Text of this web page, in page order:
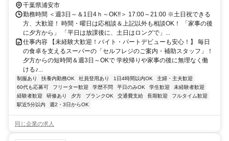
トロ東西線/ＪＲ中央本線 葛西博物館口徒歩約27分 東西線「浦安駅」
西口より徒歩１分
千葉県浦安市
勤務時間 ＜週3日～＆1日4ｈ～OK!!＞ 17:00～21:00 ※土日祝できる
方、大歓迎！ 時間・曜日は応相談＆上記以外も相談OK！ 「家事の後
に夕方から」 「平日は放課後に、土日はロングで」...
仕事内容 【未経験大歓迎！バイト・パートデビューも安心！】 毎日
の食卓を支えるスーパーの「セルフレジのご案内・補助スタッフ」！
夕方からの短時間＆週3日～OKで 学校帰りや家事の後に無理なく働
ける♪...
制服あり 扶養内勤務OK 社員登用あり 1日4時間以内OK
主婦・主夫歓迎
60代も応募可
フリーター歓迎 学歴不問 平日のみOK 学生歓迎
未経験者歓迎
経験者歓迎
研修あり 夕方 ブランクOK 交通費支給 長期歓迎
フルタイム歓迎
駅近5分以内
週2・3日からOK
同じ企業の求人